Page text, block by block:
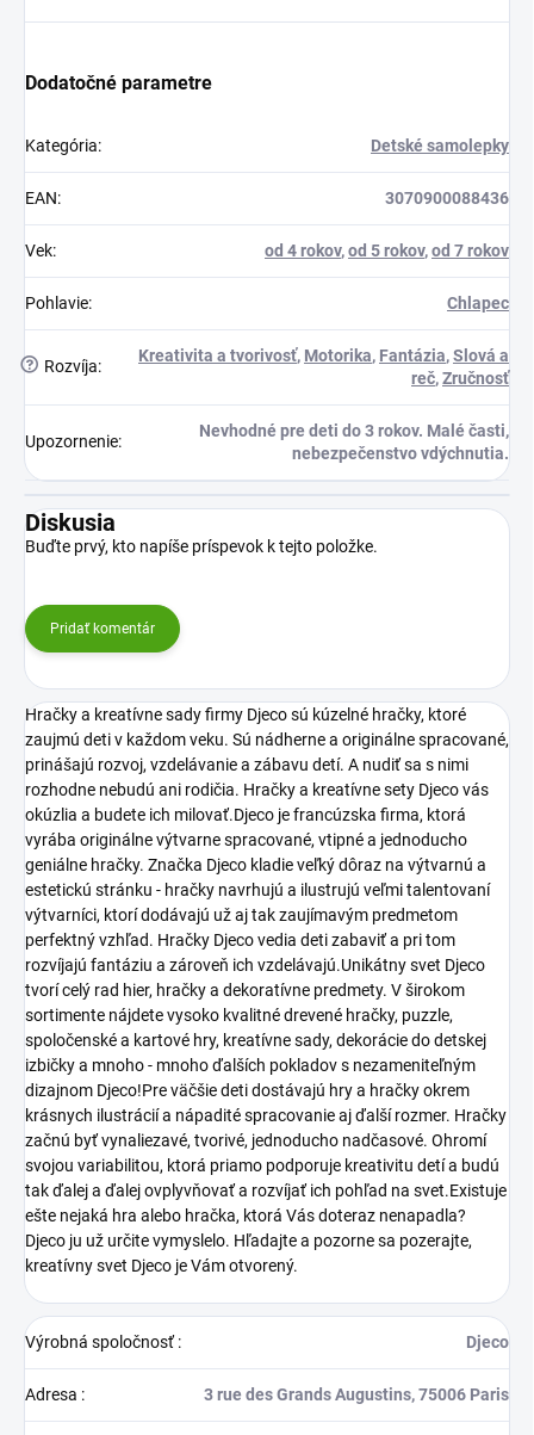
Dodatočné parametre
Kategória: Detské samolepky
EAN: 3070900088436
Vek: od 4 rokov,od 5 rokov,od 7 rokov
Pohlavie: Chlapec
? Rozvíja:
Kreativita a tvorivosť, Motorika, Fantázia,Slová a
reč,Zručnosť
Upozornenie:
Nevhodné pre deti do 3 rokov. Malé časti,
nebezpečenstvo vdýchnutia.
Diskusia
Buďte prvý, kto napíše príspevok k tejto položke.
Pridať komentár
Hračky a kreatívne sady firmy Djeco sú kúzelné hračky, ktoré
zaujmú deti v každom veku. Sú nádherne a originálne spracované,
prinášajú rozvoj, vzdelávanie a zábavu detí. A nudiť sa s nimi
rozhodne nebudú ani rodičia. Hračky a kreatívne sety Djeco vás
okúzlia a budete ich milovať.Djeco je francúzska firma, ktorá
vyrába originálne výtvarne spracované, vtipné a jednoducho
geniálne hračky. Značka Djeco kladie veľký dôraz na výtvarnú a
estetickú stránku - hračky navrhujú a ilustrujú veľmi talentovaní
výtvarníci, ktorí dodávajú už aj tak zaujímavým predmetom
perfektný vzhľad. Hračky Djeco vedia deti zabaviť a pri tom
rozvíjajú fantáziu a zároveň ich vzdelávajú.Unikátny svet Djeco
tvorí celý rad hier, hračky a dekoratívne predmety. V širokom
sortimente nájdete vysoko kvalitné drevené hračky, puzzle,
spoločenské a kartové hry, kreatívne sady, dekorácie do detskej
izbičky a mnoho - mnoho ďalších pokladov s nezameniteľným
dizajnom Djeco!Pre väčšie deti dostávajú hry a hračky okrem
krásnych ilustrácií a nápadité spracovanie aj ďalší rozmer. Hračky
začnú byť vynaliezavé, tvorivé, jednoducho nadčasové. Ohromí
svojou variabilitou, ktorá priamo podporuje kreativitu detí a budú
tak ďalej a ďalej ovplyvňovať a rozvíjať ich pohľad na svet.Existuje
ešte nejaká hra alebo hračka, ktorá Vás doteraz nenapadla?
Djeco ju už určite vymyslelo. Hľadajte a pozorne sa pozerajte,
kreatívny svet Djeco je Vám otvorený.
Výrobná spoločnosť: Djeco
Adresa : 3 rue des Grands Augustins, 75006 Paris